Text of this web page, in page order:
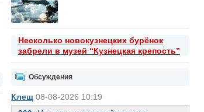
Несколько новокузнецких бурёнок
забрели в музей “Кузнецкая крепость”
Обсуждения
Клещ 08-08-2026 10:19